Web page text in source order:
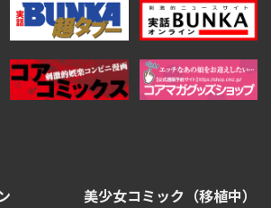
美少女コミック（移植中）